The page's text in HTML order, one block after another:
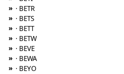
» · BETR
» · BETS
» · BETT
» · BETW
» · BEVE
» · BEWA
» · BEYO